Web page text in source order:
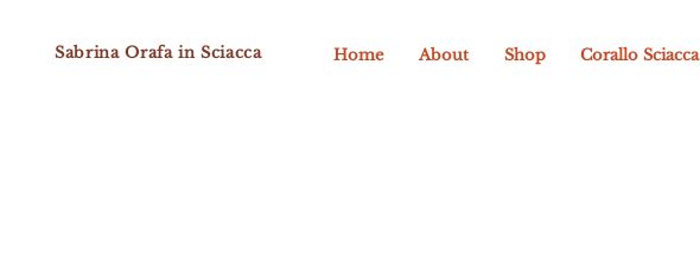
Sabrina Orafa in Sciacca Home About Shop Corallo Sciacca